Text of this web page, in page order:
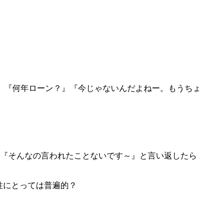
何年ローン？』『今じゃないんだよねー。もうちょ
そんなの言われたことないです～』と言い返したら
とっては普遍的？